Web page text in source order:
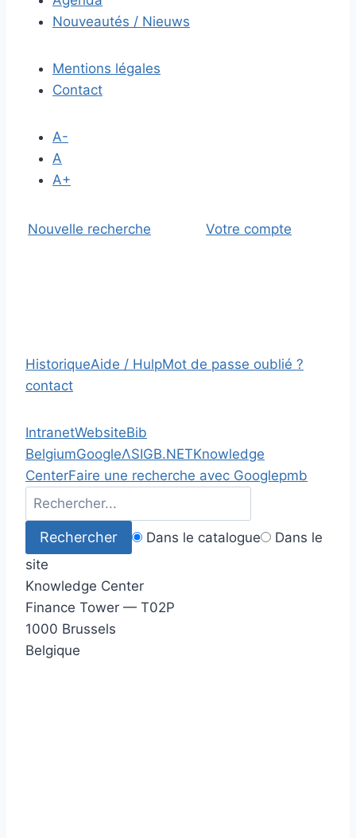
Nouveautés / Nieuws
Mentions légales
Contact
A-
A
A+
Nouvelle recherche Votre compte
HistoriqueAide / HulpMot de passe oublié ?
contact
IntranetWebsiteBib
BelgiumGoogleΛSIGB.NETKnowledge
CenterFaire une recherche avec Googlepmb
Dans le catalogue
Dans le
site
Knowledge Center
Finance Tower — T02P
1000 Brussels
Belgique